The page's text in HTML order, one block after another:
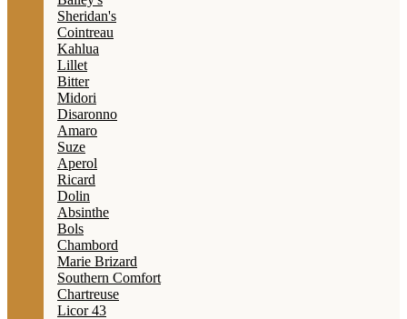
Sheridan's
Cointreau
Kahlua
Lillet
Bitter
Midori
Disaronno
Amaro
Suze
Aperol
Ricard
Dolin
Absinthe
Bols
Chambord
Marie Brizard
Southern Comfort
Chartreuse
Licor 43